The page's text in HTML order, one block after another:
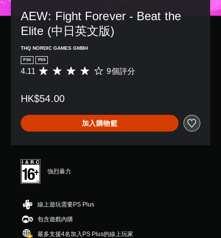
AEW: Fight Forever - Beat the
Elite (中日英文版)
THQ NORDIC GAMES GMBH
PS4 PS5
平
分
4
.
星
（
滿
顆
星
）
，
4.11 9個評分
HK$54.00
加入購物籃
強烈暴力
線上遊玩需要PS Plus
包含遊戲內購
最多支援4名加入PS Plus的線上玩家